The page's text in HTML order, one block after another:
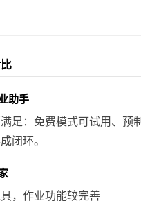
助手
足：免费模式可试用、预
闭环。
，作业功能较完善